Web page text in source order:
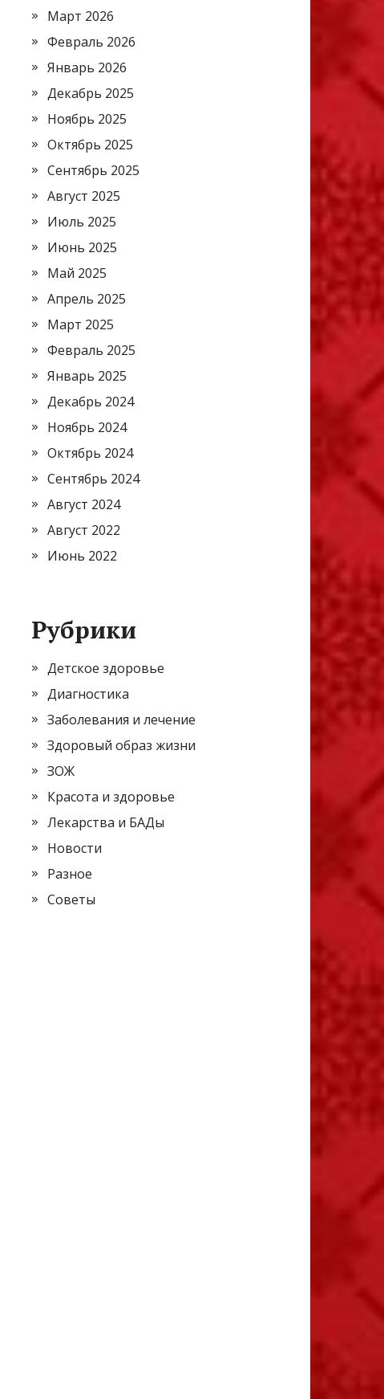
Март 2026
Февраль 2026
Январь 2026
Декабрь 2025
Ноябрь 2025
Октябрь 2025
Сентябрь 2025
Август 2025
Июль 2025
Июнь 2025
Май 2025
Апрель 2025
Март 2025
Февраль 2025
Январь 2025
Декабрь 2024
Ноябрь 2024
Октябрь 2024
Сентябрь 2024
Август 2024
Август 2022
Июнь 2022
Рубрики
Детское здоровье
Диагностика
Заболевания и лечение
Здоровый образ жизни
ЗОЖ
Красота и здоровье
Лекарства и БАДы
Новости
Разное
Советы